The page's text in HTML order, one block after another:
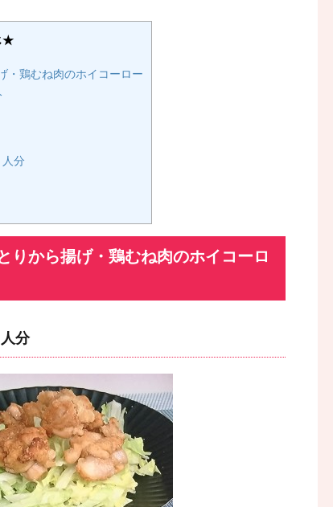
★
・鶏むね肉のホイコーロー
分
から揚げ・鶏むね肉のホイコーロ
分